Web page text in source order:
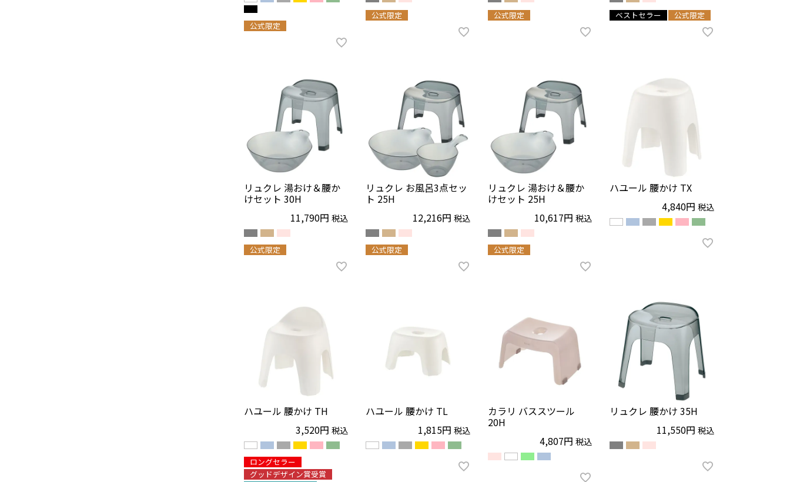
公式限定
公式限定 公式限定 ベストセラー 公式限定
リュクレ 湯おけ＆腰か
けセット 30H
11,790
税込
公式限定
リュクレ お風呂3点セッ
ト 25H
12,216
税込
公式限定
リュクレ 湯おけ＆腰か
けセット 25H
10,617
税込
公式限定
ハユール 腰かけ TX
4,840
税込
ハユール 腰かけ TH
3,520
税込
ロングセラー
グッドデザイン賞受賞
ハユール 腰かけ TL
1,815
税込
カラリ バススツール
20H
4,807
税込
リュクレ 腰かけ 35H
11,550
税込